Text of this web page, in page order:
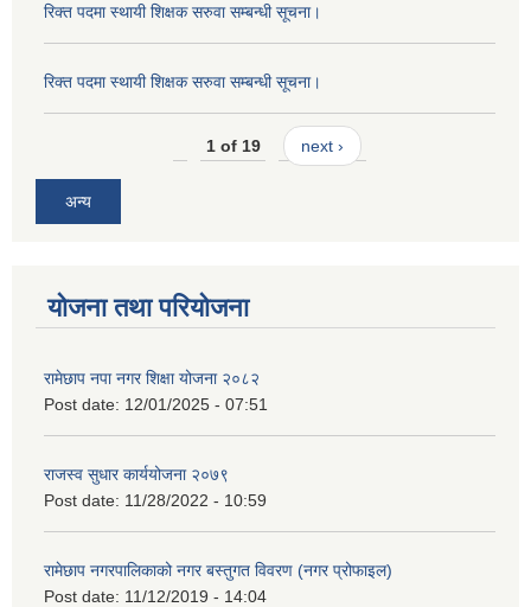
रिक्त पदमा स्थायी शिक्षक सरुवा सम्बन्धी सूचना।
रिक्त पदमा स्थायी शिक्षक सरुवा सम्बन्धी सूचना।
1 of 19 next ›
अन्य
योजना तथा परियोजना
रामेछाप नपा नगर शिक्षा योजना २०८२
Post date: 12/01/2025 - 07:51
राजस्व सुधार कार्ययोजना २०७९
Post date: 11/28/2022 - 10:59
रामेछाप नगरपालिकाको नगर बस्तुगत विवरण (नगर प्रोफाइल)
Post date: 11/12/2019 - 14:04